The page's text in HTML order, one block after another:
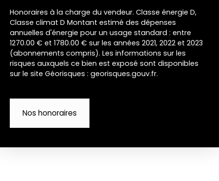
Honoraires à la charge du vendeur. Classe énergie D,
Classe climat D Montant estimé des dépenses
annuelles d'énergie pour un usage standard : entre
1270.00 € et 1780.00 € sur les années 2021, 2022 et 2023
(abonnements compris). Les informations sur les
risques auxquels ce bien est exposé sont disponibles
sur le site Géorisques : georisques.gouv.fr.
Nos honoraires